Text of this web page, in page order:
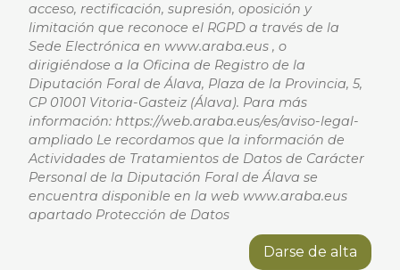
acceso, rectificación, supresión, oposición y
limitación que reconoce el RGPD a través de la
Sede Electrónica en www.araba.eus , o
dirigiéndose a la Oficina de Registro de la
Diputación Foral de Álava, Plaza de la Provincia, 5,
CP 01001 Vitoria-Gasteiz (Álava). Para más
información: https://web.araba.eus/es/aviso-legal-
ampliado Le recordamos que la información de
Actividades de Tratamientos de Datos de Carácter
Personal de la Diputación Foral de Álava se
encuentra disponible en la web www.araba.eus
apartado Protección de Datos
Darse de alta